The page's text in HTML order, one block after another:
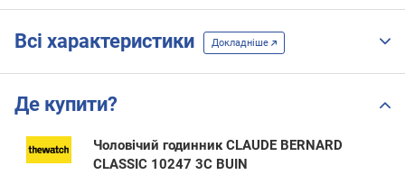
Всі характеристики Докладніше
Де купити?
Чоловічий годинник CLAUDE BERNARD
CLASSIC 10247 3C BUIN